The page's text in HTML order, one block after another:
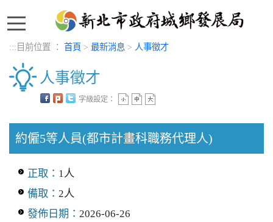
::: 目前位置 ： 首頁 > 最新消息 > 人事徵才
人事徵才
字級設定：
約僱5等人員(都市計畫科職務代理人)
正取： 1人
備取： 2人
發佈日期： 2026-06-26